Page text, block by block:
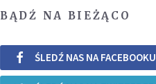
BĄDŹ NA BIEŻĄCO
ŚLEDŹ NAS NA FACEBOOKU